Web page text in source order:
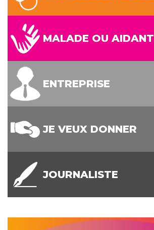
MALADE OU AIDANT
ENTREPRISE
JE VEUX DONNER
JOURNALISTE